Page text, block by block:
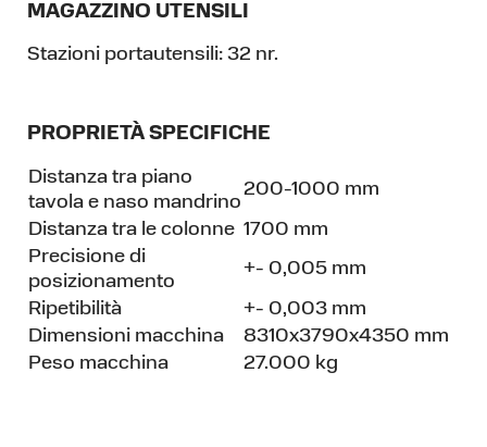
MAGAZZINO UTENSILI
Stazioni portautensili: 32 nr.
PROPRIETÀ SPECIFICHE
Distanza tra piano
tavola e naso mandrino
200-1000 mm
Distanza tra le colonne 1700 mm
Precisione di
posizionamento
+- 0,005 mm
Ripetibilità
+- 0,003 mm
Dimensioni macchina
8310x3790x4350 mm
Peso macchina
27.000 kg